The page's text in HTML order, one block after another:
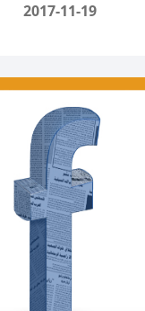
2017-11-19